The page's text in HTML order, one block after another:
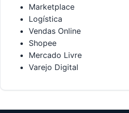
Marketplace
Logística
Vendas Online
Shopee
Mercado Livre
Varejo Digital